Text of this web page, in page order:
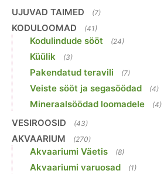
UJUVAD TAIMED (7)
KODULOOMAD (41)
Kodulindude sööt (24)
Küülik (3)
Pakendatud teravili (7)
Veiste sööt ja segasöödad (4)
Mineraalsöödad loomadele (4)
VESIROOSID (43)
AKVAARIUM (270)
Akvaariumi Väetis (8)
Akvaariumi varuosad (1)